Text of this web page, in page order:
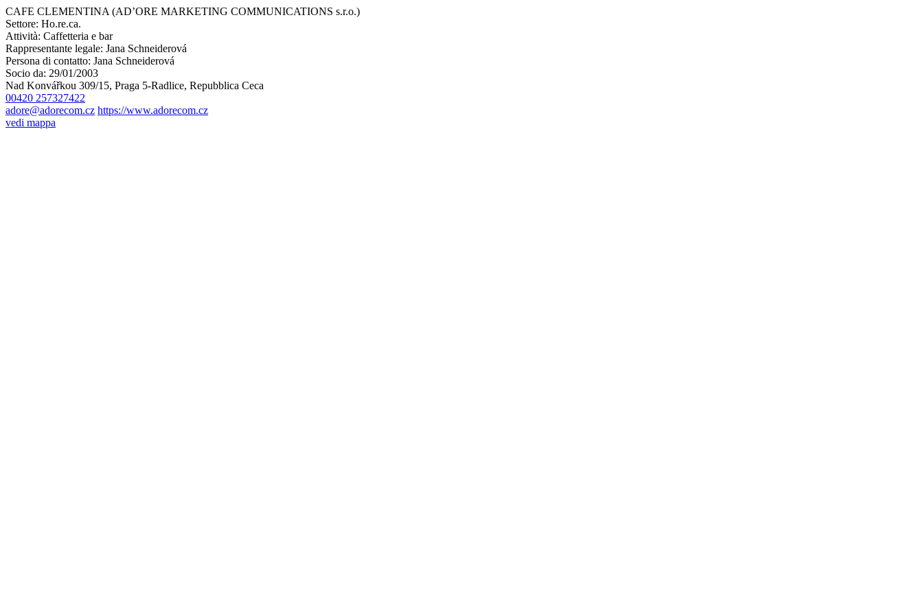
CAFE CLEMENTINA (AD’ORE MARKETING COMMUNICATIONS s.r.o.)
Settore: Ho.re.ca.
Attività: Caffetteria e bar
Rappresentante legale: Jana Schneiderová
Persona di contatto: Jana Schneiderová
Socio da: 29/01/2003
Nad Konvářkou 309/15, Praga 5-Radlice, Repubblica Ceca
00420 257327422
adore@adorecom.cz https://www.adorecom.cz
vedi mappa